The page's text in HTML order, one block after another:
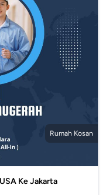
Rumah Kosan
Ke Jakarta